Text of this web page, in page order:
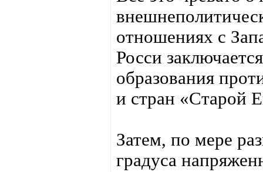
отношениях с
Росси
образования
и стран «Старой
Затем, по мере
градуса